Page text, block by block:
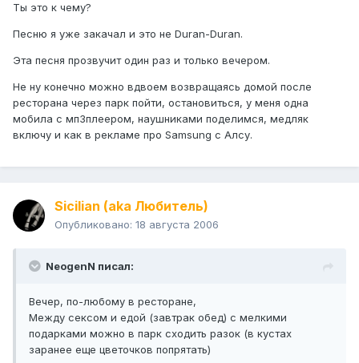
Ты это к чему?
Песню я уже закачал и это не Duran-Duran.
Эта песня прозвучит один раз и только вечером.
Не ну конечно можно вдвоем возвращаясь домой после
ресторана через парк пойти, остановиться, у меня одна
мобила с мп3плеером, наушниками поделимся, медляк
включу и как в рекламе про Samsung с Алсу.
Sicilian (aka Любитель)
Опубликовано: 18 августа 2006
NeogenN писал:
Вечер, по-любому в ресторане,
Между сексом и едой (завтрак обед) с мелкими
подарками можно в парк сходить разок (в кустах
заранее еще цветочков попрятать)